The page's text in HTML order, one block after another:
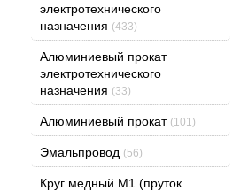
электротехнического
назначения (433)
Алюминиевый прокат
электротехнического
назначения (33)
Алюминиевый прокат (101)
Эмальпровод (56)
Круг медный М1 (пруток